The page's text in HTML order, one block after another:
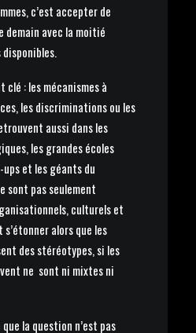
c’est accepter de
demain avec la moitié
clé : les mécanismes à
les discriminations ou les
aussi dans les
les grandes écoles
et les géants du
sont pas seulement
culturels et
s’étonner alors que les
des stéréotypes, si les
ne sont ni mixtes ni
la question n’est pas